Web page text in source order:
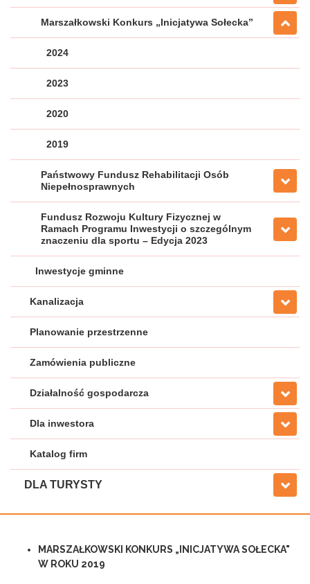
Marszałkowski Konkurs „Inicjatywa Sołecka”
2024
2023
2020
2019
Państwowy Fundusz Rehabilitacji Osób
Niepełnosprawnych
Fundusz Rozwoju Kultury Fizycznej w
Ramach Programu Inwestycji o szczególnym
znaczeniu dla sportu – Edycja 2023
Inwestycje gminne
Kanalizacja
Planowanie przestrzenne
Zamówienia publiczne
Działalność gospodarcza
Dla inwestora
Katalog firm
DLA TURYSTY
MARSZAŁKOWSKI KONKURS „INICJATYWA SOŁECKA"
W ROKU 2019